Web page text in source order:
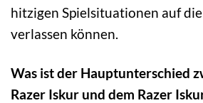
hitzigen Spielsituationen auf
verlassen können.
Was ist der Hauptunterschied
Razer Iskur und dem Razer